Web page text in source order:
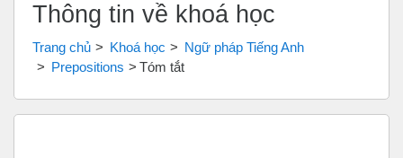
Thông tin về khoá học
Trang chủ Khoá học
Ngữ pháp Tiếng Anh
Prepositions
Tóm tắt